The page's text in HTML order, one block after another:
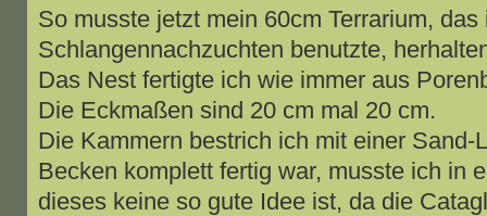
So musste jetzt mein 60cm Terrarium,
Schlangennachzuchten benutzte,
Das Nest fertigte ich wie immer aus
Die Eckmaßen sind 20 cm mal 20 cm.
Die Kammern bestrich ich mit einer Sand-
Becken komplett fertig war, musste ich in
dieses keine so gute Idee ist, da die